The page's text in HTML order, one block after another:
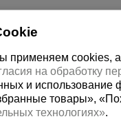
cookies,
на обработку
и использование
товары»,
технологиях».